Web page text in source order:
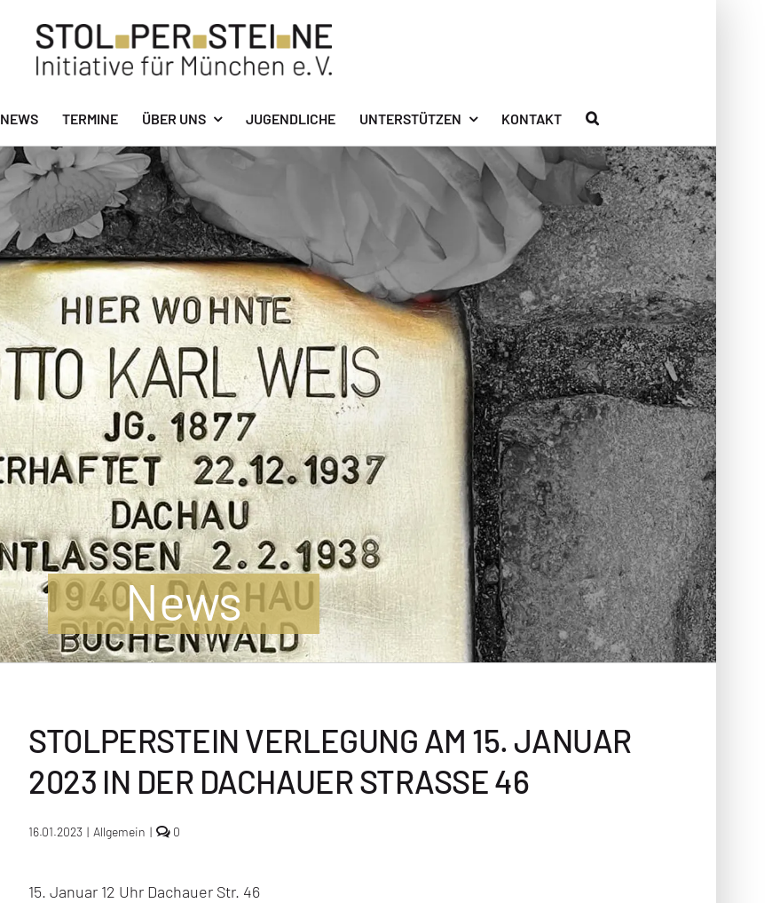
NEWS TERMINE ÜBER UNS JUGENDLICHE UNTERSTÜTZEN KONTAKT
News
STOLPERSTEIN VERLEGUNG AM 15. JANUAR
2023 IN DER DACHAUER STRASSE 46
16.01.2023 | Allgemein | 0
am
15. Januar 12 Uhr Dachauer Str. 46